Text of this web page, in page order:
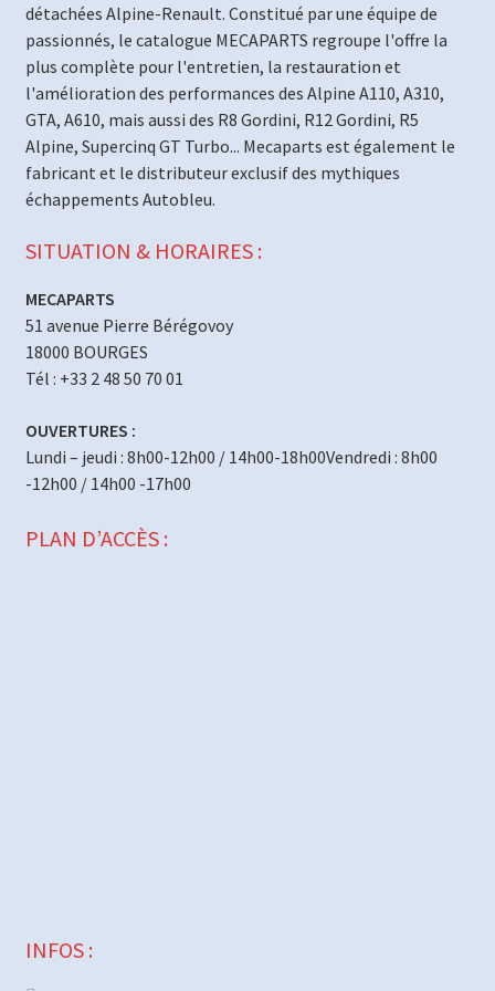
détachées Alpine-Renault. Constitué par une équipe de
passionnés, le catalogue MECAPARTS regroupe l'offre la
plus complète pour l'entretien, la restauration et
l'amélioration des performances des Alpine A110, A310,
GTA, A610, mais aussi des R8 Gordini, R12 Gordini, R5
Alpine, Supercinq GT Turbo... Mecaparts est également le
fabricant et le distributeur exclusif des mythiques
échappements Autobleu.
SITUATION & HORAIRES :
MECAPARTS
51 avenue Pierre Bérégovoy
18000 BOURGES
Tél : +33 2 48 50 70 01
OUVERTURES :
Lundi – jeudi : 8h00-12h00 / 14h00-18h00Vendredi : 8h00
-12h00 / 14h00 -17h00
PLAN D’ACCÈS :
INFOS :